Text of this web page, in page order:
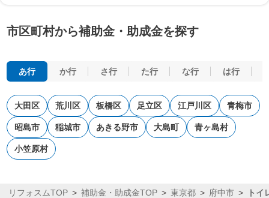
市区町村から補助金・助成金を探す
あ行 か行 さ行 た行 な行 は行
大田区 荒川区 板橋区 足立区 江戸川区 青梅市
昭島市 稲城市 あきる野市 大島町 青ヶ島村
小笠原村
リフォスムTOP 補助金・助成金TOP 東京都 府中市 トイ